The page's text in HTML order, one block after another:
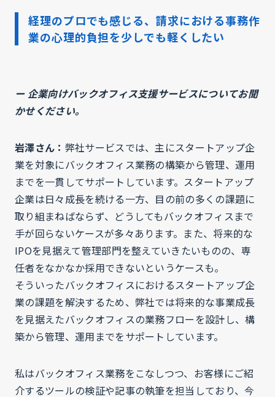
経理のプロでも感じる、請求における事務作
業の心理的負担を少しでも軽くしたい
ー 企業向けバックオフィス支援サービスについてお聞
かせください。
岩澤さん： 弊社サービスでは、主にスタートアップ企
業を対象にバックオフィス業務の構築から管理、運用
までを一貫してサポートしています。スタートアップ
企業は日々成長を続ける一方、目の前の多くの課題に
取り組まねばならず、どうしてもバックオフィスまで
手が回らないケースが多々あります。また、将来的な
IPOを見据えて管理部門を整えていきたいものの、専
任者をなかなか採用できないというケースも。
そういったバックオフィスにおけるスタートアップ企
業の課題を解決するため、弊社では将来的な事業成長
を見据えたバックオフィスの業務フローを設計し、構
築から管理、運用までをサポートしています。
私はバックオフィス業務をこなしつつ、お客様にご紹
介するツールの検証や記事の執筆を担当しており、今